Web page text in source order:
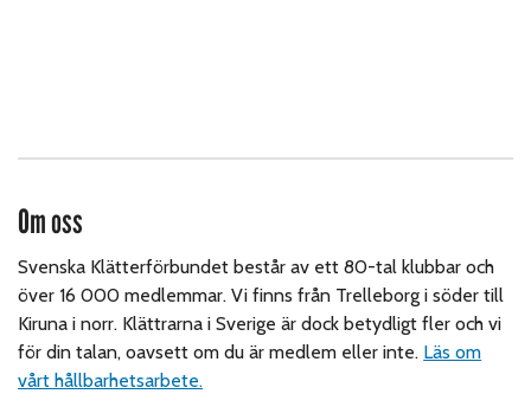
Om oss
Svenska Klätterförbundet består av ett 80-tal klubbar och
över 16 000 medlemmar. Vi finns från Trelleborg i söder till
Kiruna i norr. Klättrarna i Sverige är dock betydligt fler och vi
för din talan, oavsett om du är medlem eller inte. Läs om
vårt hållbarhetsarbete.